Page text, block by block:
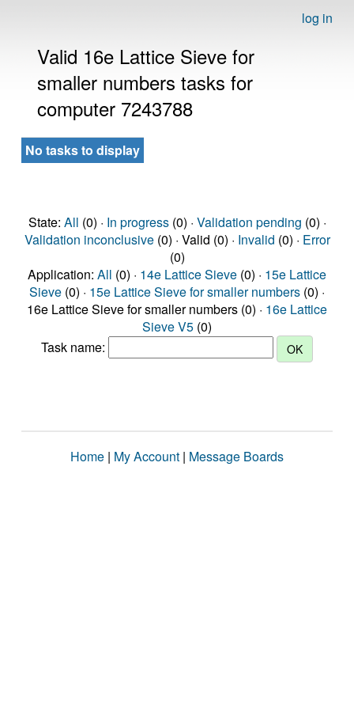
log in
Valid 16e Lattice Sieve for
smaller numbers tasks for
computer 7243788
No tasks to display
State: All (0) · In progress(0) · Validation pending (0) ·
Validation inconclusive(0) · Valid (0) · Invalid (0) · Error
(0)
Application: All (0) · 14e Lattice Sieve (0) · 15e Lattice
Sieve (0) · 15e Lattice Sieve for smaller numbers (0) ·
16e Lattice Sieve for smaller numbers (0) · 16e Lattice
Sieve V5 (0)
Task name:
Home | My Account | Message Boards